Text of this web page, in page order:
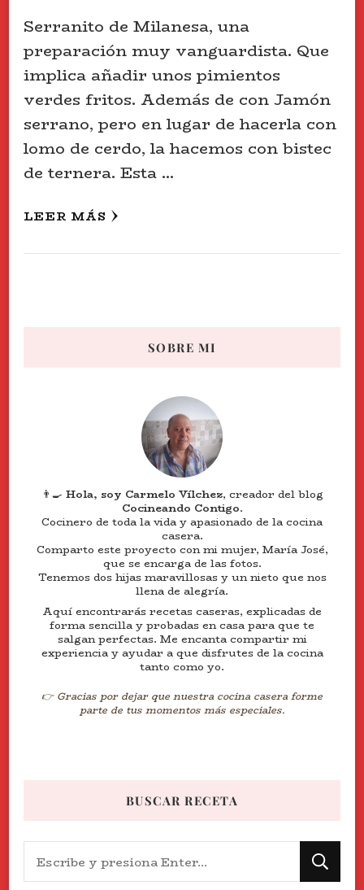
Serranito de Milanesa, una
preparación muy vanguardista. Que
implica añadir unos pimientos
verdes fritos. Además de con Jamón
serrano, pero en lugar de hacerla con
lomo de cerdo, la hacemos con bistec
de ternera. Esta …
LEER MÁS
SOBRE MI
👨‍🍳 Hola, soy Carmelo Vílchez, creador del blog
Cocineando Contigo.
Cocinero de toda la vida y apasionado de la cocina
casera.
Comparto este proyecto con mi mujer, María José,
que se encarga de las fotos.
Tenemos dos hijas maravillosas y un nieto que nos
llena de alegría.
Aquí encontrarás recetas caseras, explicadas de
forma sencilla y probadas en casa para que te
salgan perfectas. Me encanta compartir mi
experiencia y ayudar a que disfrutes de la cocina
tanto como yo.
👉 Gracias por dejar que nuestra cocina casera forme
parte de tus momentos más especiales.
BUSCAR RECETA
¿Buscas
algo?